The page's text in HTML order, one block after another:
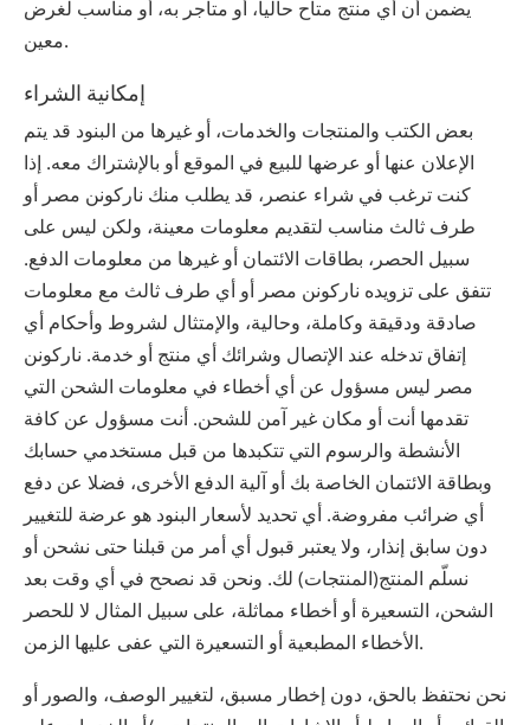
يضمن أن أي منتج متاح حالياً، أو متاجر به، أو مناسب لغرض
معين.
إمكانية الشراء
بعض الكتب والمنتجات والخدمات، أو غيرها من البنود قد يتم
الإعلان عنها أو عرضها للبيع في الموقع أو بالإشتراك معه. إذا
كنت ترغب في شراء عنصر، قد يطلب منك ‫ناركونن‬ ‫مصر‬ أو
طرف ثالث مناسب لتقديم معلومات معينة، ولكن ليس على
سبيل الحصر، بطاقات الائتمان أو غيرها من معلومات الدفع.
تتفق على تزويده ‫ناركونن‬ ‫مصر‬ أو أي طرف ثالث مع معلومات
صادقة ودقيقة وكاملة، وحالية، والإمتثال لشروط وأحكام أي
إتفاق تدخله عند الإتصال وشرائك أي منتج أو خدمة. ‫ناركونن‬
‫مصر‬ ليس مسؤول عن أي أخطاء في معلومات الشحن التي
تقدمها أنت أو مكان غير آمن للشحن. أنت مسؤول عن كافة
الأنشطة والرسوم التي تتكبدها من قبل مستخدمي حسابك
وبطاقة الائتمان الخاصة بك أو آلية الدفع الأخرى، فضلا عن دفع
أي ضرائب مفروضة. أي تحديد لأسعار البنود هو عرضة للتغيير
دون سابق إنذار، ولا يعتبر قبول أي أمر من قبلنا حتى نشحن أو
نسلّم المنتج(المنتجات) لك. ونحن قد نصحح في أي وقت بعد
الشحن، التسعيرة أو أخطاء مماثلة، على سبيل المثال لا للحصر
الأخطاء المطبعية أو التسعيرة التي عفى عليها الزمن.
نحن نحتفظ بالحق، دون إخطار مسبق، لتغيير الوصف، والصور أو